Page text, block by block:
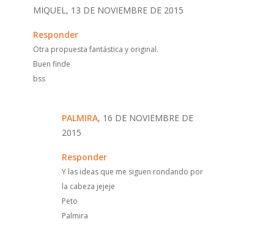
MIQUEL, 13 DE NOVIEMBRE DE 2015
Responder
Otra propuesta fantástica y original.
Buen finde
bss
PALMIRA, 16 DE NOVIEMBRE DE
2015
Responder
Y las ideas que me siguen rondando por
la cabeza jejeje
Peto
Palmira